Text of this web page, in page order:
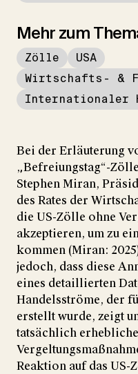
Mehr zum
Zölle
USA
Wirtschafts- &
Internationaler
Bei der Erläuterung
„Befreiungstag“-
Stephen Miran,
des Rates der
die US-Zölle ohne
akzeptieren, um zu
kommen (Miran:
jedoch, dass diese
eines detaillierten
Handelsströme, der
erstellt wurde, zeigt
tatsächlich
Reaktion auf das US-